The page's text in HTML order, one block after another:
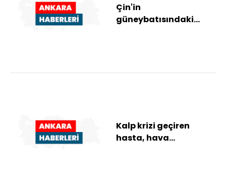
Çin'in
güneybatısındaki
Kalp krizi geçiren
hasta, hava